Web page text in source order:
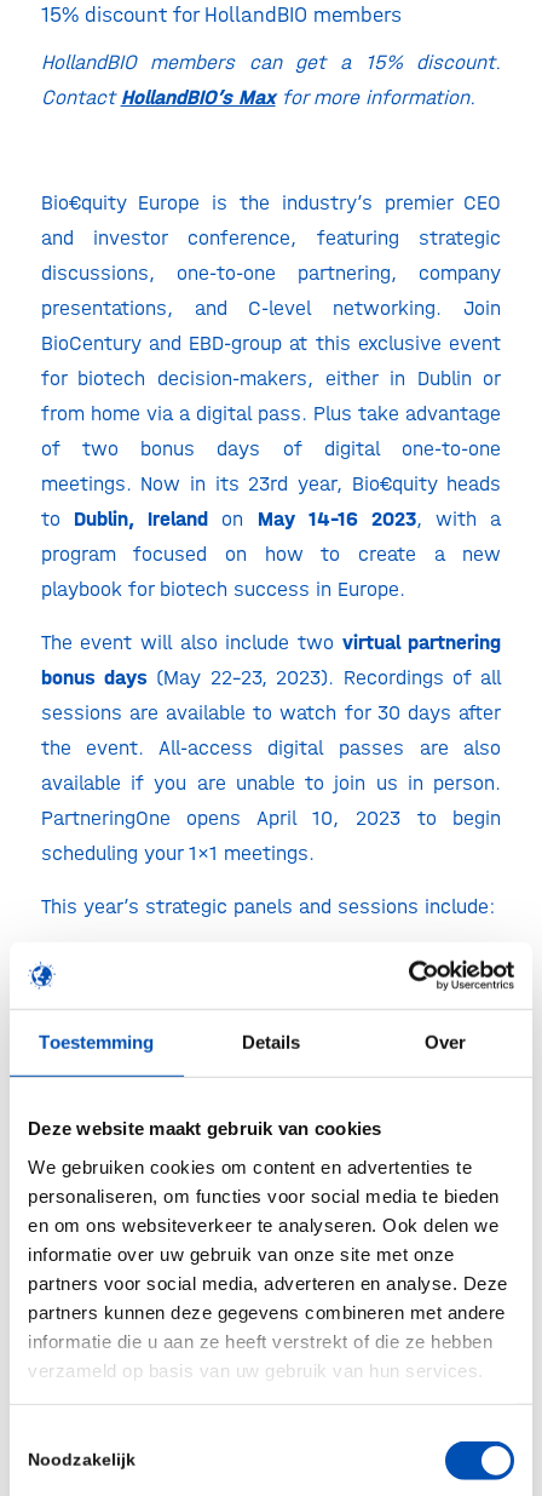
Toestemming Details Over
Deze website maakt gebruik van cookies
We gebruiken cookies om content en advertenties te
personaliseren, om functies voor social media te bieden
en om ons websiteverkeer te analyseren. Ook delen we
informatie over uw gebruik van onze site met onze
partners voor social media, adverteren en analyse. Deze
partners kunnen deze gegevens combineren met andere
informatie die u aan ze heeft verstrekt of die ze hebben
verzameld op basis van uw gebruik van hun services.
Noodzakelijk
15% discount for HollandBIO members
HollandBIO members can get a 15% discount.
Contact HollandBIO’s Maxfor more information.
Bio€quity Europe is the industry’s premier CEO
and investor conference, featuring strategic
discussions, one-to-one partnering, company
presentations, and C-level networking. Join
BioCentury and EBD-group at this exclusive event
for biotech decision-makers, either in Dublin or
from home via a digital pass. Plus take advantage
of two bonus days of digital one-to-one
meetings. Now in its 23rd year, Bio€quity heads
to Dublin, Ireland on May 14-16 2023, with a
program focused on how to create a new
playbook for biotech success in Europe.
The event will also include two virtual partnering
bonus days (May 22-23, 2023). Recordings of all
sessions are available to watch for 30 days after
the event. All-access digital passes are also
available if you are unable to join us in person.
PartneringOne opens April 10, 2023 to begin
scheduling your 1×1 meetings.
This year’s strategic panels and sessions include:
KEYNOTE: Fit for Purpose: A European Playbook
CAPITAL MARKETS SHOWCASE: Getting Real
about Valuations in the New Normal
REGIONAL HOST SESSION: Spotlight on Irish
PLENARY SESSION: Product Portfolio Decisions
for the Next 5 Years
TALENT SHOWCASE: Women to the Rescue in
Europe?
WORKSHOP: The 12th Annual CEO Bootcamp:
Are European Boards Fit for Purpose in the
FIRESIDE CHAT: Dr. Paul Stoffels, Chairman &